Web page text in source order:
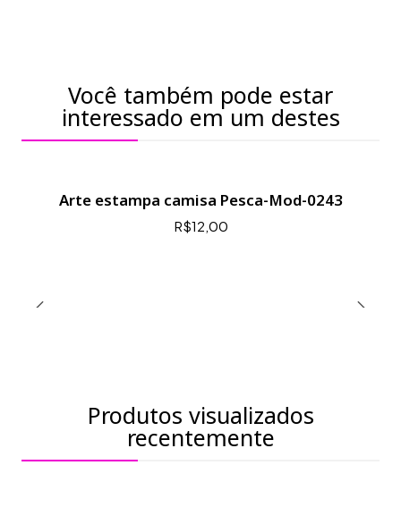
Você também pode estar
interessado em um destes
Arte estampa camisa Pesca-Mod-0243
R$12,00
Produtos visualizados
recentemente